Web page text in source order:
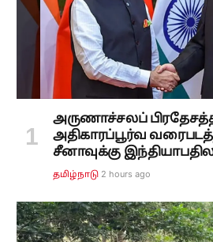
அருணாச்சலப்
அதிகாரப்பூர்வ
சீனாவுக்கு
தமிழ்நாடு 2 hours ago